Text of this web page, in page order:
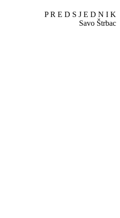
P R E D S J E D N I K
Savo Štrbac